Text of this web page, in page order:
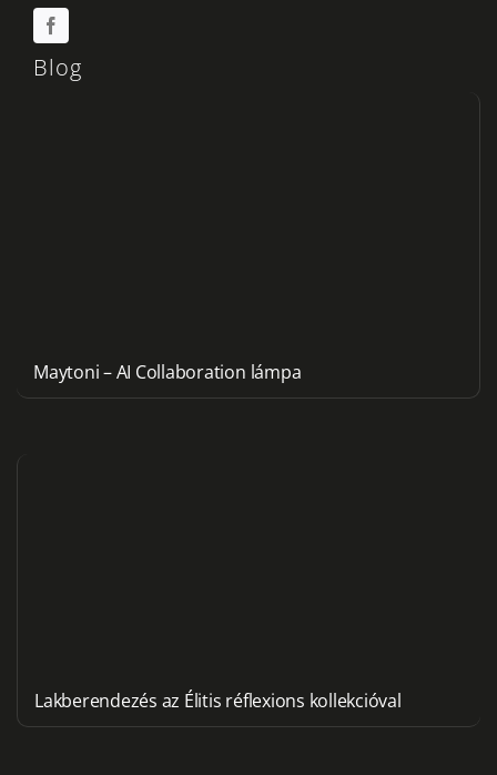
Blog
Maytoni – AI Collaboration lámpa
Lakberendezés az Élitis réflexions kollekcióval